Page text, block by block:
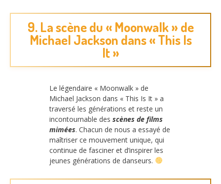
9. La scène du « Moonwalk » de
Michael Jackson dans « This Is
It »
Le légendaire « Moonwalk » de
Michael Jackson dans « This Is It » a
traversé les générations et reste un
incontournable des scènes de films
mimées. Chacun de nous a essayé de
maîtriser ce mouvement unique, qui
continue de fasciner et d’inspirer les
jeunes générations de danseurs.